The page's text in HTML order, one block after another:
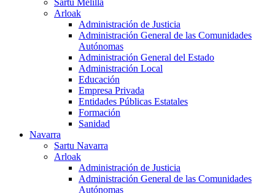
Sartu Melilla
Arloak
Administración de Justicia
Administración General de las Comunidades
Autónomas
Administración General del Estado
Administración Local
Educación
Empresa Privada
Entidades Públicas Estatales
Formación
Sanidad
Navarra
Sartu Navarra
Arloak
Administración de Justicia
Administración General de las Comunidades
Autónomas